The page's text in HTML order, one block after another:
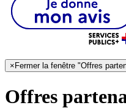
× Fermer la fenêtre "Offres
Offres